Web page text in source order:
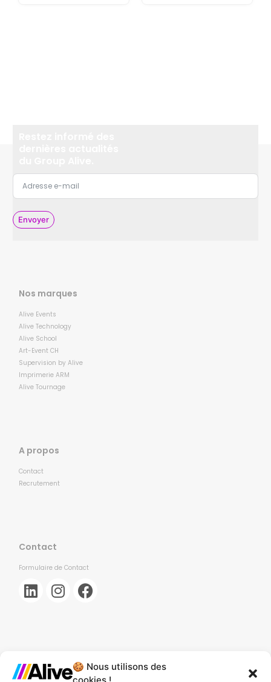
🍪 Nous utilisons des
Envoyer
Nos marques
Alive Events
Alive Technology
Alive School
Art-Event CH
Supervision by Alive
Imprimerie ARM
Alive Tournage
A propos
Contact
Recrutement
Contact
Formulaire de Contact
Agence de Lille